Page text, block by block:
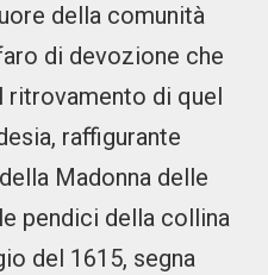
della comunità
di devozione che
ritrovamento di quel
raffigurante
Madonna delle
pendici della collina
del 1615, segna